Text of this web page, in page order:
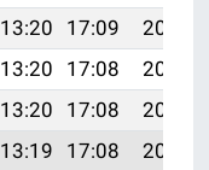
13:20 17:09
20:22
13:20 17:08
20:21
13:20 17:08
20:20
13:19 17:08
20:19